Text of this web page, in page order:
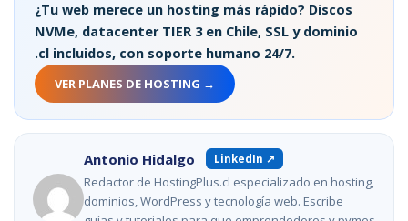
¿Tu web merece un hosting más rápido? Discos
NVMe, datacenter TIER 3 en Chile, SSL y dominio
.cl incluidos, con soporte humano 24/7.
VER PLANES DE HOSTING →
Antonio Hidalgo LinkedIn ↗
Redactor de HostingPlus.cl especializado en hosting,
dominios, WordPress y tecnología web. Escribe